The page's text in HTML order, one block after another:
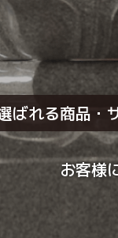
ばれる商品・
お客様
ス・情